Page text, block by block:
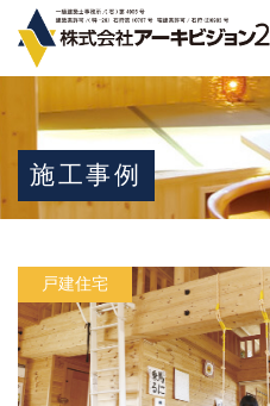
施工事例
戸建住宅